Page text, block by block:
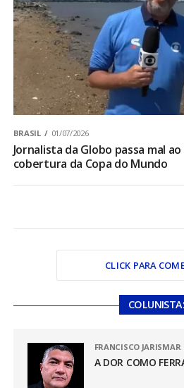
BRASIL 01/07/2026
Jornalista da Globo passa mal
cobertura da Copa do Mundo
CLICK PARA
FRANCISCO JARISMAR
A DOR COMO